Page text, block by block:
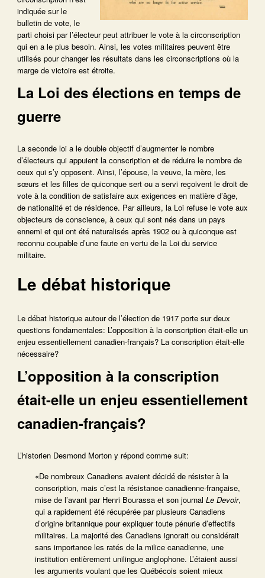
indiquée sur le
bulletin de vote, le
parti choisi par l’électeur peut attribuer le vote à la circonscription
qui en a le plus besoin. Ainsi, les votes militaires peuvent être
utilisés pour changer les résultats dans les circonscriptions où la
marge de victoire est étroite.
La Loi des élections en temps de
guerre
La seconde loi a le double objectif d’augmenter le nombre
d’électeurs qui appuient la conscription et de réduire le nombre de
ceux qui s’y opposent. Ainsi, l’épouse, la veuve, la mère, les
sœurs et les filles de quiconque sert ou a servi reçoivent le droit de
vote à la condition de satisfaire aux exigences en matière d’âge,
de nationalité et de résidence. Par ailleurs, la Loi refuse le vote aux
objecteurs de conscience, à ceux qui sont nés dans un pays
ennemi et qui ont été naturalisés après 1902 ou à quiconque est
reconnu coupable d’une faute en vertu de la Loi du service
militaire.
Le débat historique
Le débat historique autour de l’élection de 1917 porte sur deux
questions fondamentales: L’opposition à la conscription était-elle un
enjeu essentiellement canadien-français? La conscription était-elle
nécessaire?
L’opposition à la conscription
était-elle un enjeu essentiellement
canadien-français?
L’historien Desmond Morton y répond comme suit:
«De nombreux Canadiens avaient décidé de résister à la
conscription, mais c’est la résistance canadienne-française,
mise de l’avant par Henri Bourassa et son journal Le Devoir,
qui a rapidement été récupérée par plusieurs Canadiens
d’origine britannique pour expliquer toute pénurie d’effectifs
militaires. La majorité des Canadiens ignorait ou considérait
sans importance les ratés de la milice canadienne, une
institution entièrement unilingue anglophone. L’étaient aussi
les arguments voulant que les Québécois soient mieux